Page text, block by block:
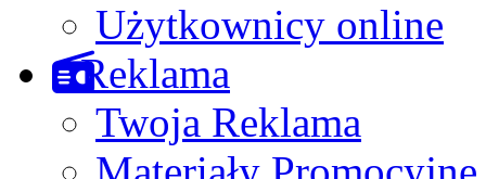
Użytkownicy online
Reklama
Twoja Reklama